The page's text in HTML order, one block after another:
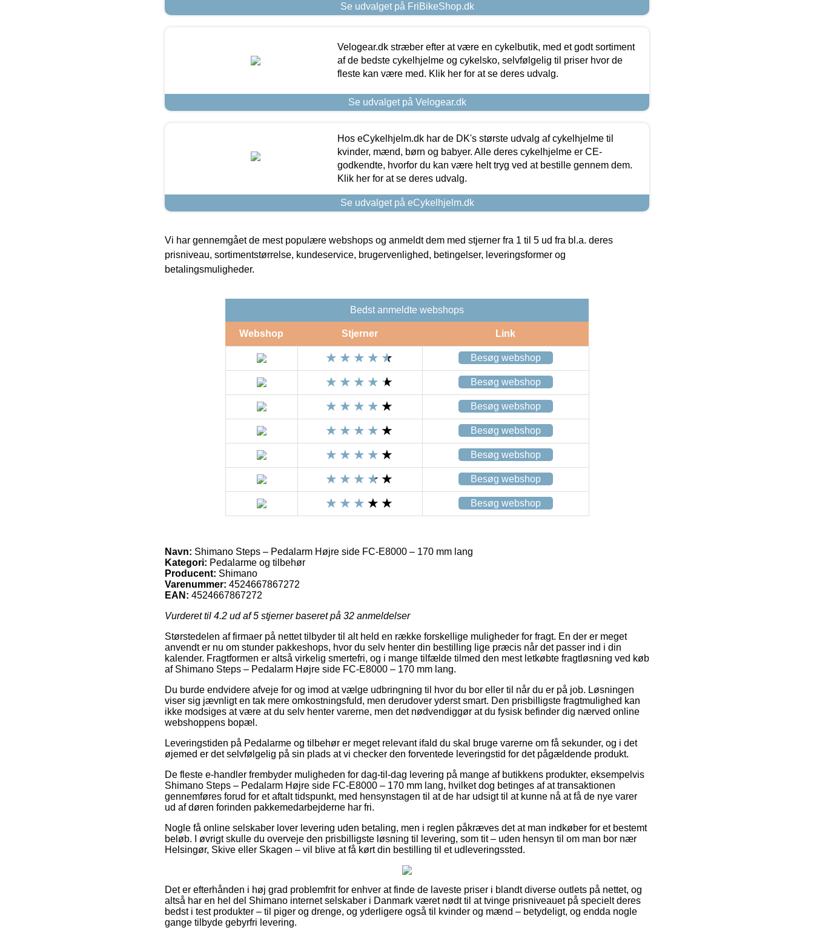
Se udvalget på FriBikeShop.dk
Velogear.dk stræber efter at være en cykelbutik, med et godt sortiment
af de bedste cykelhjelme og cykelsko, selvfølgelig til priser hvor de
fleste kan være med. Klik her for at se deres udvalg.
Se udvalget på Velogear.dk
Hos eCykelhjelm.dk har de DK's største udvalg af cykelhjelme til
kvinder, mænd, børn og babyer. Alle deres cykelhjelme er CE-
godkendte, hvorfor du kan være helt tryg ved at bestille gennem dem.
Klik her for at se deres udvalg.
Se udvalget på eCykelhjelm.dk
Vi har gennemgået de mest populære webshops og anmeldt dem med stjerner fra 1 til 5 ud fra bl.a. deres
prisniveau, sortimentstørrelse, kundeservice, brugervenlighed, betingelser, leveringsformer og
betalingsmuligheder.
Bedst anmeldte webshops
Webshop Stjerner Link
Besøg webshop
Besøg webshop
Besøg webshop
Besøg webshop
Besøg webshop
Besøg webshop
Besøg webshop
Navn: Shimano Steps – Pedalarm Højre side FC-E8000 – 170 mm lang
Kategori: Pedalarme og tilbehør
Producent: Shimano
Varenummer: 4524667867272
EAN: 4524667867272
Vurderet til 4.2 ud af 5 stjerner baseret på 32 anmeldelser
Størstedelen af firmaer på nettet tilbyder til alt held en række forskellige muligheder for fragt. En der er meget
anvendt er nu om stunder pakkeshops, hvor du selv henter din bestilling lige præcis når det passer ind i din
kalender. Fragtformen er altså virkelig smertefri, og i mange tilfælde tilmed den mest letkøbte fragtløsning ved køb
af Shimano Steps – Pedalarm Højre side FC-E8000 – 170 mm lang.
Du burde endvidere afveje for og imod at vælge udbringning til hvor du bor eller til når du er på job. Løsningen
viser sig jævnligt en tak mere omkostningsfuld, men derudover yderst smart. Den prisbilligste fragtmulighed kan
ikke modsiges at være at du selv henter varerne, men det nødvendiggør at du fysisk befinder dig nærved online
webshoppens bopæl.
Leveringstiden på Pedalarme og tilbehør er meget relevant ifald du skal bruge varerne om få sekunder, og i det
øjemed er det selvfølgelig på sin plads at vi checker den forventede leveringstid for det pågældende produkt.
De fleste e-handler frembyder muligheden for dag-til-dag levering på mange af butikkens produkter, eksempelvis
Shimano Steps – Pedalarm Højre side FC-E8000 – 170 mm lang, hvilket dog betinges af at transaktionen
gennemføres forud for et aftalt tidspunkt, med hensynstagen til at de har udsigt til at kunne nå at få de nye varer
ud af døren forinden pakkemedarbejderne har fri.
Nogle få online selskaber lover levering uden betaling, men i reglen påkræves det at man indkøber for et bestemt
beløb. I øvrigt skulle du overveje den prisbilligste løsning til levering, som tit – uden hensyn til om man bor nær
Helsingør, Skive eller Skagen – vil blive at få kørt din bestilling til et udleveringssted.
Det er efterhånden i høj grad problemfrit for enhver at finde de laveste priser i blandt diverse outlets på nettet, og
altså har en hel del Shimano internet selskaber i Danmark været nødt til at tvinge prisniveauet på specielt deres
bedst i test produkter – til piger og drenge, og yderligere også til kvinder og mænd – betydeligt, og endda nogle
gange tilbyde gebyrfri levering.